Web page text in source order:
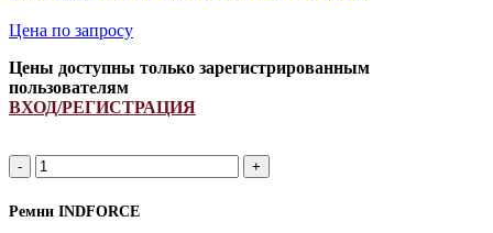
Цена по запросу
Цены доступны только зарегистрированным
пользователям
ВХОД/РЕГИСТРАЦИЯ
2HB
2650Lp/
2665La
(PCM
Ремни INDFORCE